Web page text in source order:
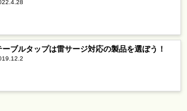
ーブルタップは雷サージ対応の製品を選ぼう！